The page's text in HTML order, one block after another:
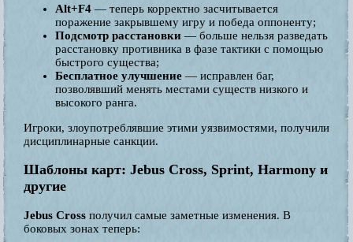
Alt+F4 — теперь корректно засчитывается
поражение закрывшему игру и победа оппоненту;
Подсмотр расстановки — больше нельзя разведать
расстановку противника в фазе тактики с помощью
быстрого существа;
Бесплатное улучшение — исправлен баг,
позволявший менять местами существ низкого и
высокого ранга.
Игроки, злоупотреблявшие этими уязвимостями, получили
дисциплинарные санкции.
Шаблоны карт: Jebus Cross, Sprint, Harmony и
другие
Jebus Cross получил самые заметные изменения. В
боковых зонах теперь: